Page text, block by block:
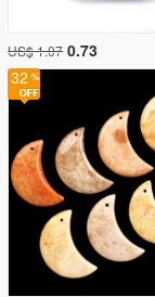
32
US$ 1.07 0.73